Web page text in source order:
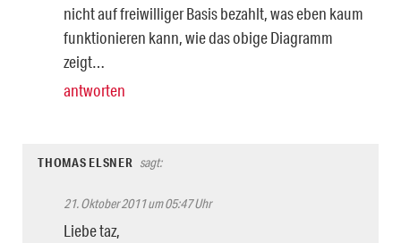
nicht auf freiwilliger Basis bezahlt, was eben kaum
funktionieren kann, wie das obige Diagramm
zeigt…
antworten
THOMAS ELSNER sagt:
21. Oktober 2011 um 05:47 Uhr
Liebe taz,